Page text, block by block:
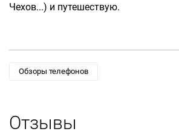
Чехов...) и путешествую.
Обзоры телефонов
Отзывы